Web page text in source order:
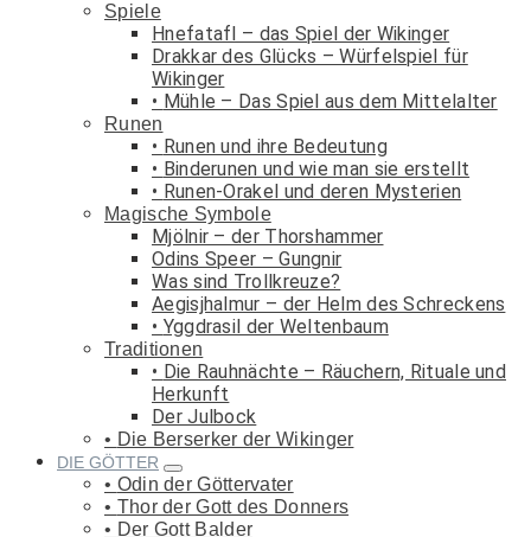
Spiele
Hnefatafl – das Spiel der Wikinger
Drakkar des Glücks – Würfelspiel für
Wikinger
Mühle – Das Spiel aus dem Mittelalter
Runen
Runen und ihre Bedeutung
Binderunen und wie man sie erstellt
Runen-Orakel und deren Mysterien
Magische Symbole
Mjölnir – der Thorshammer
Odins Speer – Gungnir
Was sind Trollkreuze?
Aegisjhalmur – der Helm des Schreckens
Yggdrasil der Weltenbaum
Traditionen
Die Rauhnächte – Räuchern, Rituale und
Herkunft
Der Julbock
Die Berserker der Wikinger
DIE GÖTTER
Odin der Göttervater
Thor der Gott des Donners
Der Gott Balder